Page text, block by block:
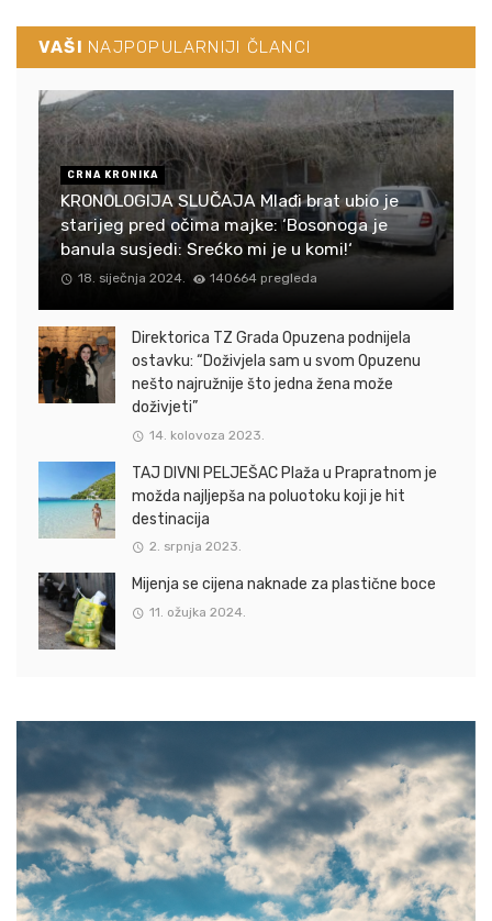
VAŠI NAJPOPULARNIJI ČLANCI
CRNA KRONIKA
KRONOLOGIJA SLUČAJA Mlađi brat ubio je
starijeg pred očima majke: ‘Bosonoga je
banula susjedi: Srećko mi je u komi!‘
18. siječnja 2024. 140664 pregleda
Direktorica TZ Grada Opuzena podnijela
ostavku: “Doživjela sam u svom Opuzenu
nešto najružnije što jedna žena može
doživjeti”
14. kolovoza 2023.
TAJ DIVNI PELJEŠAC Plaža u Prapratnom je
možda najljepša na poluotoku koji je hit
destinacija
2. srpnja 2023.
Mijenja se cijena naknade za plastične boce
11. ožujka 2024.